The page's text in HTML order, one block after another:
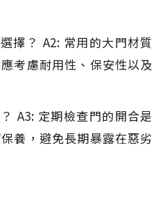
擇？ A2: 常用的大門材質
考慮耐用性、保安性以及
A3: 定期檢查門的開合是
養，避免長期暴露在惡劣